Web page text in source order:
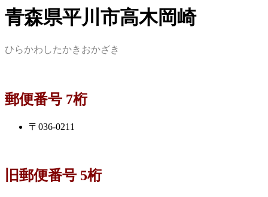
青森県平川市高木岡崎
ひらかわしたかきおかざき
郵便番号 7桁
〒036-0211
旧郵便番号 5桁